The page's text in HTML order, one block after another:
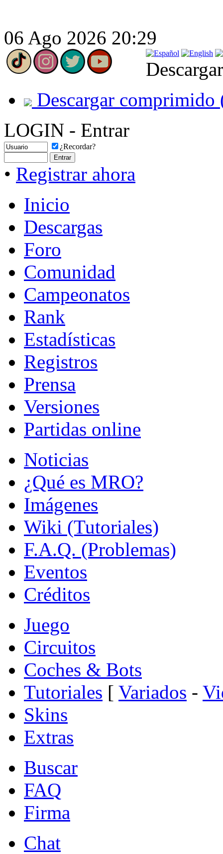
06 Ago 2026 20:29
Descargar comprimido
LOGIN - Entrar
¿Recordar?
• Registrar ahora
Inicio
Descargas
Foro
Comunidad
Campeonatos
Rank
Estadísticas
Registros
Prensa
Versiones
Partidas online
Noticias
¿Qué es MRO?
Imágenes
Wiki (Tutoriales)
F.A.Q. (Problemas)
Eventos
Créditos
Juego
Circuitos
Coches & Bots
Tutoriales [ Variados -
Skins
Extras
Buscar
FAQ
Firma
Chat